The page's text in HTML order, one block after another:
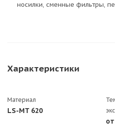
носилки, сменные фильтры,
Характеристики
Материал
LS-MT 620